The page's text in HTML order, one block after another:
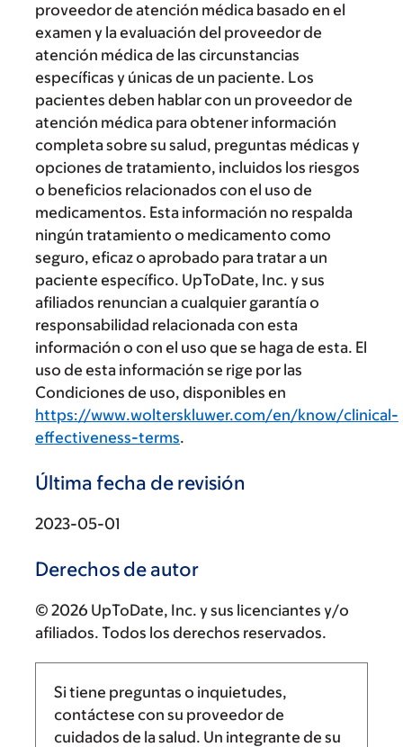
proveedor de atención médica basado en el
examen y la evaluación del proveedor de
atención médica de las circunstancias
específicas y únicas de un paciente. Los
pacientes deben hablar con un proveedor de
atención médica para obtener información
completa sobre su salud, preguntas médicas y
opciones de tratamiento, incluidos los riesgos
o beneficios relacionados con el uso de
medicamentos. Esta información no respalda
ningún tratamiento o medicamento como
seguro, eficaz o aprobado para tratar a un
paciente específico. UpToDate, Inc. y sus
afiliados renuncian a cualquier garantía o
responsabilidad relacionada con esta
información o con el uso que se haga de esta. El
uso de esta información se rige por las
Condiciones de uso, disponibles en
https://www.wolterskluwer.com/en/know/clinical-
effectiveness-terms.
Última fecha de revisión
2023-05-01
Derechos de autor
© 2026 UpToDate, Inc. y sus licenciantes y/o
afiliados. Todos los derechos reservados.
Si tiene preguntas o inquietudes,
contáctese con su proveedor de
cuidados de la salud. Un integrante de su